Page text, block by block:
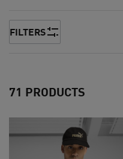
LIFESTYLE
PROMOS
FILTERS
71 PRODUCTS